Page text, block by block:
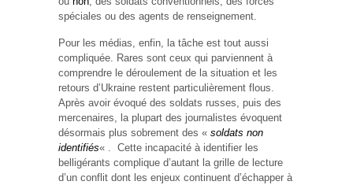
spéciales ou des agents de renseignement.
Pour les médias, enfin, la tâche est tout aussi
compliquée. Rares sont ceux qui parviennent à
comprendre le déroulement de la situation et les
retours d’Ukraine restent particulièrement flous.
Après avoir évoqué des soldats russes, puis des
mercenaires, la plupart des journalistes évoquent
désormais plus sobrement des « soldats non
identifiés« . Cette incapacité à identifier les
belligérants complique d’autant la grille de lecture
d’un conflit dont les enjeux continuent d’échapper à